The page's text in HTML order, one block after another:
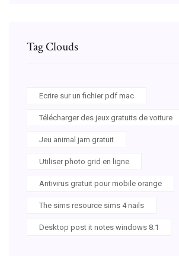
Tag Clouds
Ecrire sur un fichier pdf mac
Télécharger des jeux gratuits de voiture
Jeu animal jam gratuit
Utiliser photo grid en ligne
Antivirus gratuit pour mobile orange
The sims resource sims 4 nails
Desktop post it notes windows 8.1